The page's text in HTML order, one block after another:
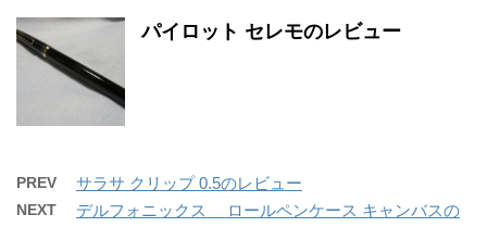
パイロット セレモのレビュー
PREV サラサ クリップ 0.5のレビュー
NEXT
デルフォニックス ロールペンケース キャンバスの